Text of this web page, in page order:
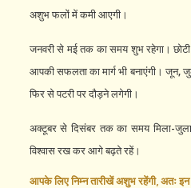
अशुभ फलों में कमी आएगी।
जनवरी से मई तक का समय शुभ रहेगा। छोटी-
आपकी सफलता का मार्ग भी बनाएंगी। जून,
फिर से पटरी पर दौड़ने लगेगी।
अक्टूबर से दिसंबर तक का समय मिला-जुला
विश्वास रख कर आगे बढ़ते रहें।
आपके लिए निम्न तारीखें अशुभ रहेंगी, अतः